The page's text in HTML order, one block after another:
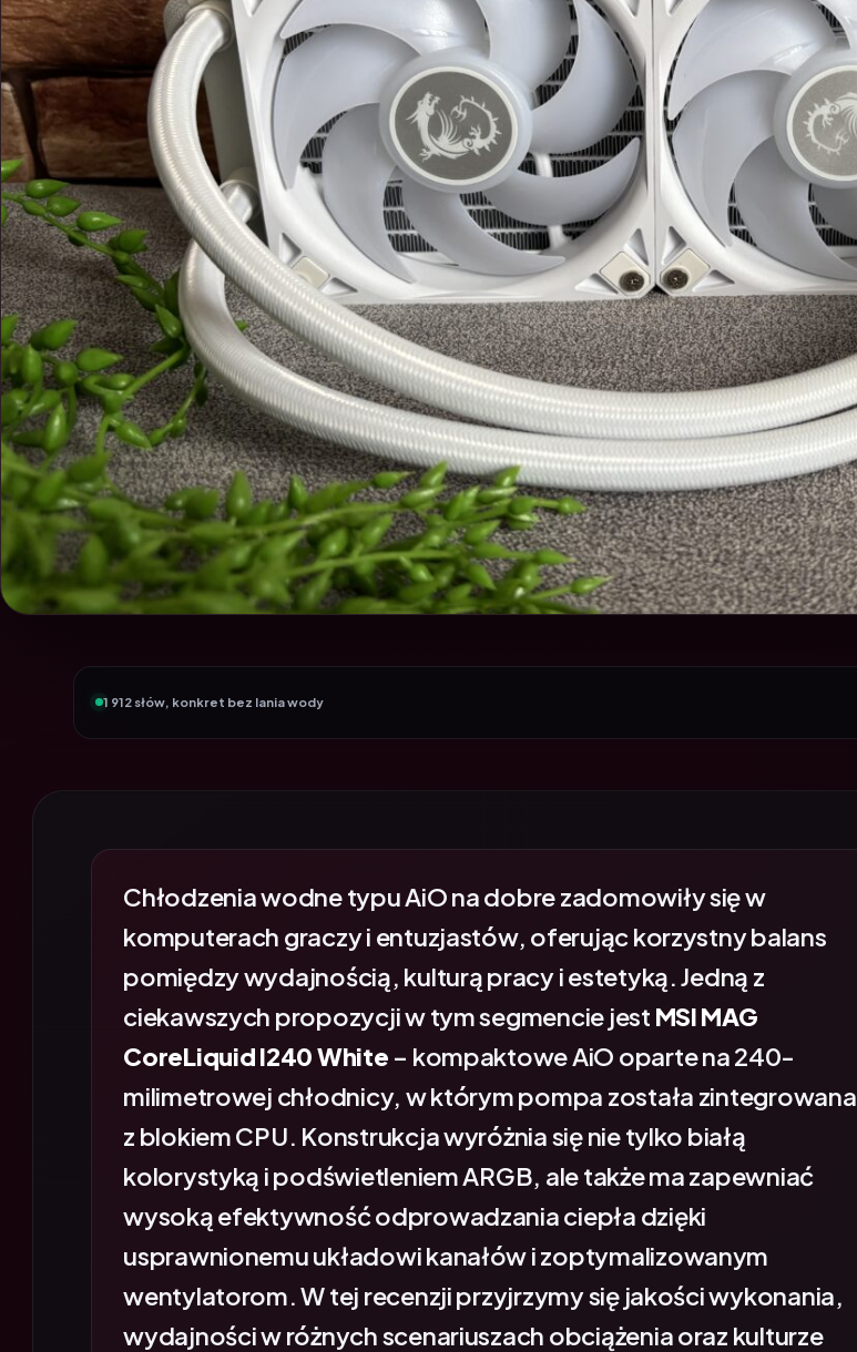
1 912 słów, konkret bez lania wody
Chłodzenia wodne typu AiO na dobre zadomowiły się w
komputerach graczy i entuzjastów, oferując korzystny balans
pomiędzy wydajnością, kulturą pracy i estetyką. Jedną z
ciekawszych propozycji w tym segmencie jest MSI MAG
CoreLiquid I240 White – kompaktowe AiO oparte na 240-
milimetrowej chłodnicy, w którym pompa została zintegrowana
z blokiem CPU. Konstrukcja wyróżnia się nie tylko białą
kolorystyką i podświetleniem ARGB, ale także ma zapewniać
wysoką efektywność odprowadzania ciepła dzięki
usprawnionemu układowi kanałów i zoptymalizowanym
wentylatorom. W tej recenzji przyjrzymy się jakości wykonania,
wydajności w różnych scenariuszach obciążenia oraz kulturze